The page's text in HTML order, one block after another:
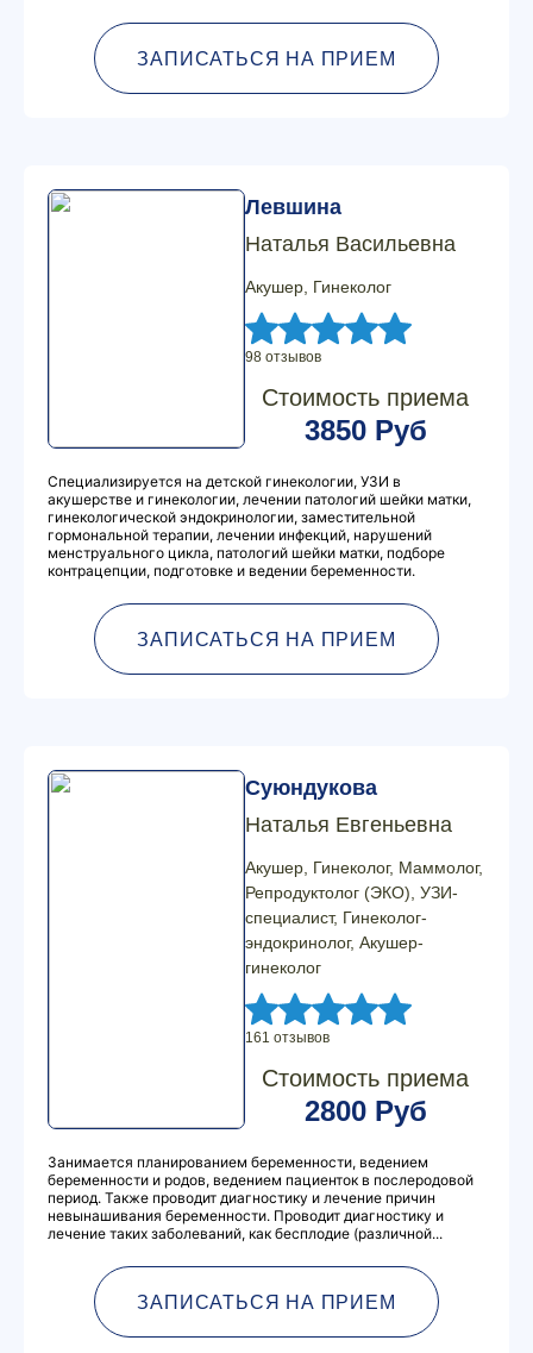
ЗАПИСАТЬСЯ НА ПРИЕМ
Левшина
Наталья Васильевна
Акушер, Гинеколог
98 отзывов
Стоимость приема
3850 Руб
Специализируется на детской гинекологии, УЗИ в
акушерстве и гинекологии, лечении патологий шейки матки,
гинекологической эндокринологии, заместительной
гормональной терапии, лечении инфекций, нарушений
менструального цикла, патологий шейки матки, подборе
контрацепции, подготовке и ведении беременности.
ЗАПИСАТЬСЯ НА ПРИЕМ
Суюндукова
Наталья Евгеньевна
Акушер, Гинеколог, Маммолог,
Репродуктолог (ЭКО), УЗИ-
специалист, Гинеколог-
эндокринолог, Акушер-
гинеколог
161 отзывов
Стоимость приема
2800 Руб
Занимается планированием беременности, ведением
беременности и родов, ведением пациенток в послеродовой
период. Также проводит диагностику и лечение причин
невынашивания беременности. Проводит диагностику и
лечение таких заболеваний, как бесплодие (различной...
ЗАПИСАТЬСЯ НА ПРИЕМ